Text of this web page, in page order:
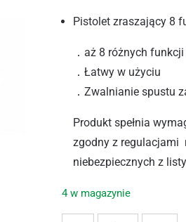
Pistolet zraszający 8
．aż 8 różnych
．Łatwy w użyciu
．Zwalnianie spustu
Produkt spełnia
zgodny z regulacjami
niebezpiecznych z
4 w magazynie